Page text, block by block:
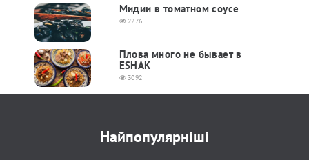
Мидии в томатном соусе
2276
Плова много не бывает в
ESHAK
3092
Найпопулярніші